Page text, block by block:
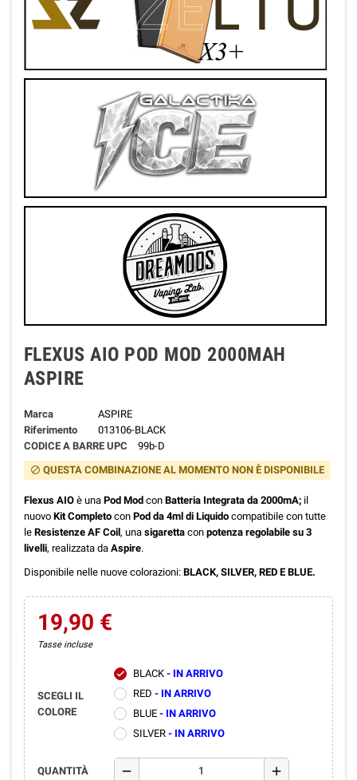
FLEXUS AIO POD MOD 2000MAH
ASPIRE
Marca
ASPIRE
Riferimento
013106-BLACK
CODICE A BARRE UPC
99b-D
block QUESTA COMBINAZIONE AL MOMENTO NON È DISPONIBILE
Flexus AIO è una Pod Mod con Batteria Integrata da 2000mA; il
nuovo Kit Completo con Pod da 4ml di Liquido compatibile con tutte
le Resistenze AF Coil, una sigaretta con potenza regolabile su 3
livelli, realizzata da Aspire.
Disponibile nelle nuove colorazioni: BLACK, SILVER, RED E BLUE.
19,90 €
Tasse incluse
SCEGLI IL
COLORE
check BLACK- IN ARRIVO
RED - IN ARRIVO
BLUE- IN ARRIVO
SILVER- IN ARRIVO
QUANTITÀ remove add